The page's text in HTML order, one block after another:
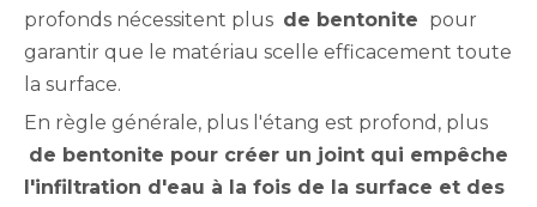
profonds nécessitent plus de bentonite pour
garantir que le matériau scelle efficacement toute
la surface.
En règle générale, plus l'étang est profond, plus
de bentonite pour créer un joint qui empêche
l'infiltration d'eau à la fois de la surface et des